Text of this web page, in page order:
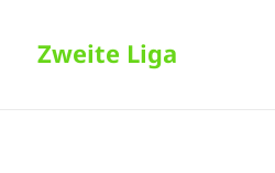
Zweite Liga